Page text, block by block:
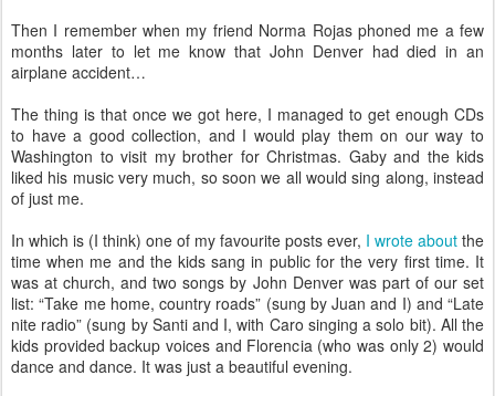
Then I remember when my friend Norma Rojas phoned me a few
months later to let me know that John Denver had died in an
airplane accident…
The thing is that once we got here, I managed to get enough CDs
to have a good collection, and I would play them on our way to
Washington to visit my brother for Christmas. Gaby and the kids
liked his music very much, so soon we all would sing along, instead
of just me.
In which is (I think) one of my favourite posts ever, I wrote about the
time when me and the kids sang in public for the very first time. It
was at church, and two songs by John Denver was part of our set
list: “Take me home, country roads” (sung by Juan and I) and “Late
nite radio” (sung by Santi and I, with Caro singing a solo bit). All the
kids provided backup voices and Florencia (who was only 2) would
dance and dance. It was just a beautiful evening.